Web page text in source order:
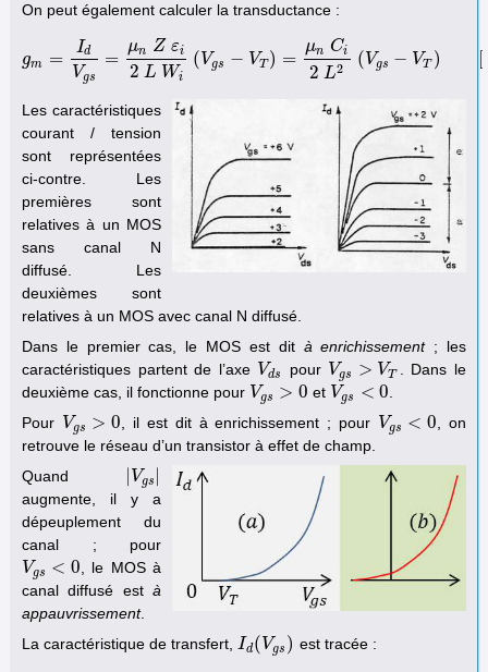
On peut également calculer la transductance :
gm =
Id
Vgs
=
μn Z εi
2 L Wi
( Vgs − VT ) =
μn Ci
2 L2 ( Vgs − VT )
g m=Id Vg s=μn Z εi2 L W (V gs−V T) =μn Ci2 L 2 (V gs −VT)
Les caractéristiques
courant / tension
sont représentées
ci-contre. Les
premières sont
relatives à un MOS
sans canal N
diffusé. Les
deuxièmes sont
relatives à un MOS avec canal N diffusé.
Dans le premier cas, le MOS est dit à enrichissement; les
caractéristiques partent de l’axe Vds
Vds pour Vgs > VT
Vgs >V T
. Dans le
deuxième cas, il fonctionne pour Vgs > 0
Vgs >0 et Vgs < 0
Vgs <0
Pour Vgs > 0
Vgs >0 , il est dit à enrichissement ; pour Vgs < 0
Vgs <0
, on
retrouve le réseau d’un transistor à effet de champ.
Quand
Vgs
Vgs
augmente, il y a
dépeuplement du
canal ; pour
Vgs < 0
Vgs <0
, le MOS à
canal diffusé està
appauvrissement.
La caractéristique de transfert, Id ( Vgs )
Id(Vgs) est tracée :